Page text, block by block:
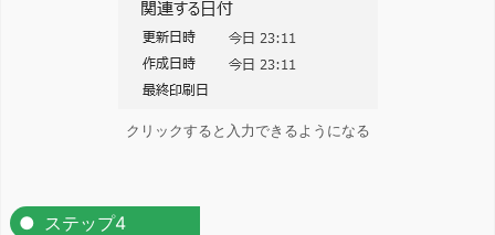
クリックすると入力できるようになる
ステップ4